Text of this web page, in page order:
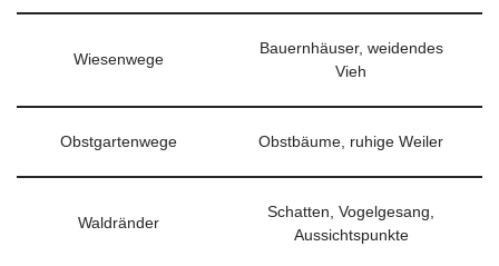
Wiesenwege
Bauernhäuser, weidendes
Vieh
Obstgartenwege Obstbäume, ruhige Weiler
Waldränder
Schatten, Vogelgesang,
Aussichtspunkte